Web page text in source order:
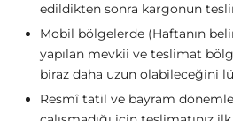
edildikten sonra kargonun
Mobil bölgelerde (Haftanın
yapılan mevkii ve teslimat
biraz daha uzun olabileceğini
Resmî tatil ve bayram